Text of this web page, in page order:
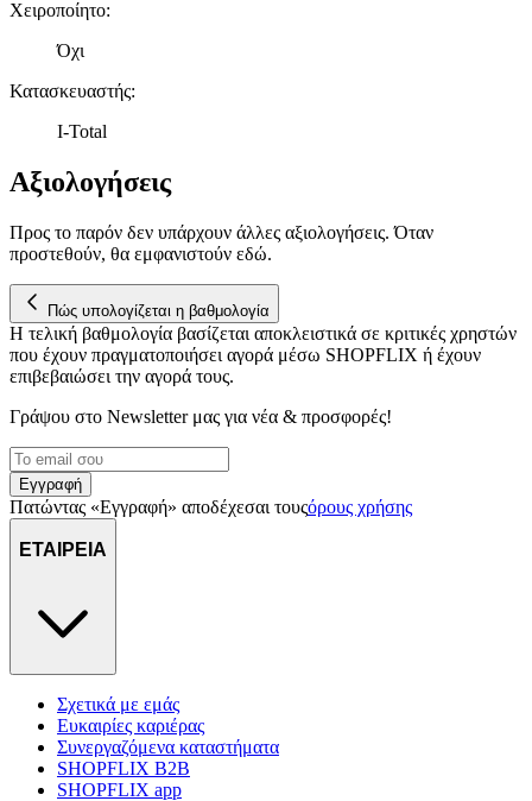
τοποθεσίας μας στους συνεργάτες μέσων κοινωνικής
Χειροποίητο:
Όχι
Κατασκευαστής:
I-Total
Αξιολογήσεις
Προς το παρόν δεν υπάρχουν άλλες αξιολογήσεις. Όταν
προστεθούν, θα εμφανιστούν εδώ.
Πώς υπολογίζεται η βαθμολογία
Η τελική βαθμολογία βασίζεται αποκλειστικά σε κριτικές χρηστών
που έχουν πραγματοποιήσει αγορά μέσω SHOPFLIX ή έχουν
επιβεβαιώσει την αγορά τους.
Γράψου στο Νewsletter μας για νέα & προσφορές!
Εγγραφή
Πατώντας «Εγγραφή» αποδέχεσαι τουςόρους χρήσης
ΕΤΑΙΡΕΙΑ
Σχετικά με εμάς
Ευκαιρίες καριέρας
Συνεργαζόμενα καταστήματα
SHOPFLIX B2B
SHOPFLIX app